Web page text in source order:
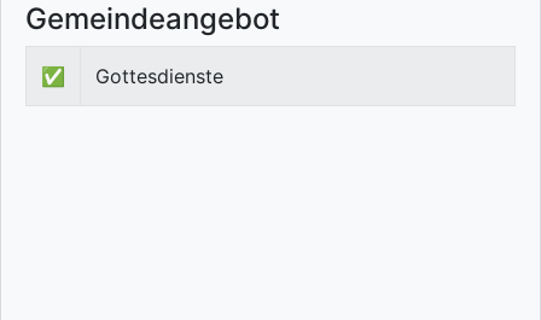
Gemeindeangebot
✅ Gottesdienste